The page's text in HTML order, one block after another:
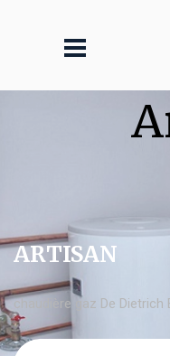
ARTISAN
chaudière gaz De Dietrich